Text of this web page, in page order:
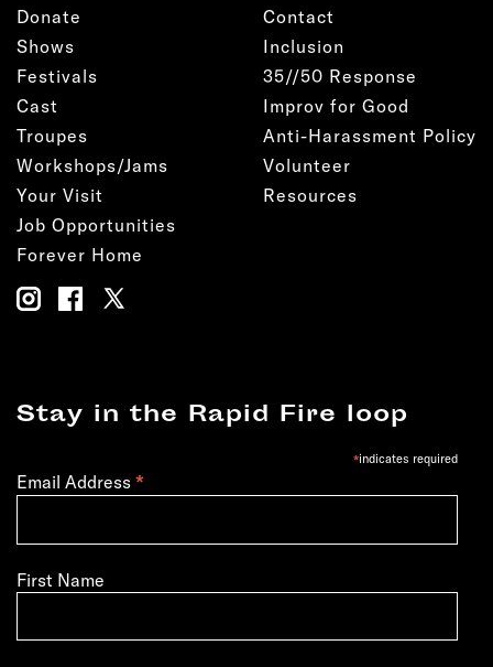
Donate
Shows
Festivals
Cast
Troupes
Workshops/Jams
Your Visit
Job Opportunities
Forever Home
Contact
Inclusion
35//50 Response
Improv for Good
Anti-Harassment Policy
Volunteer
Resources
Stay in the Rapid Fire loop
*indicates required
Email Address *
First Name